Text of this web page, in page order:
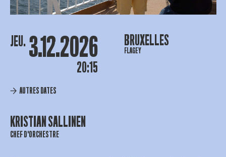
JEU. 3.12.2026
20:15
BRUXELLES
FLAGEY
AUTRES DATES
KRISTIAN SALLINEN
CHEF D'ORCHESTRE